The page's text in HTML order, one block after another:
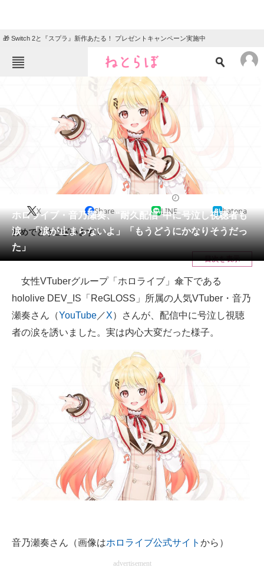
🎁 Switch 2と『スプラ』新作あたる！ プレゼントキャンペーン実施中
ニュース
クイズ
地域
教育・育児
リサーチ
会員記事
メディア
注目記事を集めた総合ページ
ITの今と未来を見通す
スマホと通信の最新トレンド
進化するPCとデバイスの未来
好きが集まる 比べて選べる
AI活用のいまが分かる
企業ITのトレンドを詳説
経営リーダーのコミュニティ
マーケ×ITの今がよく分かる
企業向けIT製品の総合サイト
IT製品の技術・比較・事例
ホロライブ・音乃瀬奏、“耐久配信”中に号泣し視聴者も
涙 「涙が止まらないよ」「もうどうにかなりそうだっ
た」
X Share LINE hatena
おめでとうございます！
目次を表示
女性VTuberグループ「ホロライブ」傘下である
hololive DEV_IS「ReGLOSS」所属の人気VTuber・音乃
瀬奏さん（YouTube ／X）さんが、配信中に号泣し視聴
者の涙を誘いました。実は内心大変だった様子。
音乃瀬奏さん（画像はホロライブ公式サイト から）
advertisement